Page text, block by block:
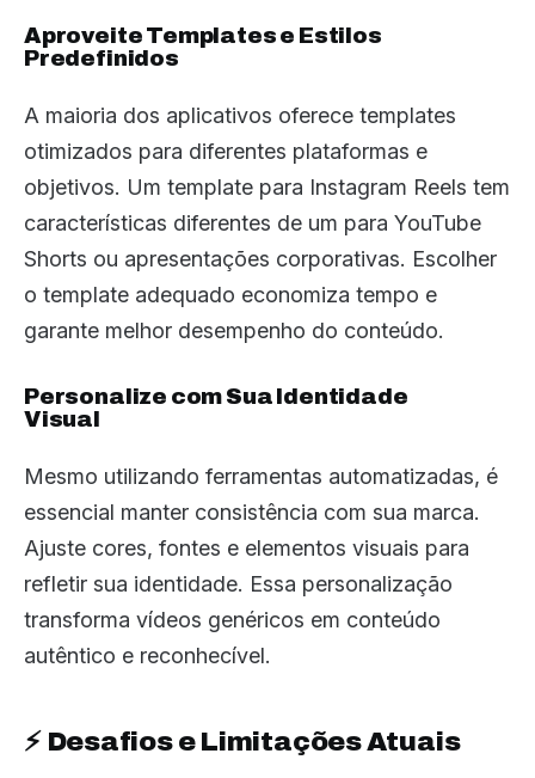
Aproveite Templates e Estilos
Predefinidos
A maioria dos aplicativos oferece templates
otimizados para diferentes plataformas e
objetivos. Um template para Instagram Reels tem
características diferentes de um para YouTube
Shorts ou apresentações corporativas. Escolher
o template adequado economiza tempo e
garante melhor desempenho do conteúdo.
Personalize com Sua Identidade
Visual
Mesmo utilizando ferramentas automatizadas, é
essencial manter consistência com sua marca.
Ajuste cores, fontes e elementos visuais para
refletir sua identidade. Essa personalização
transforma vídeos genéricos em conteúdo
autêntico e reconhecível.
⚡ Desafios e Limitações Atuais